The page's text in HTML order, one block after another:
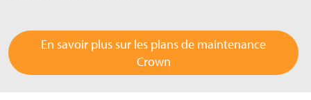
En savoir plus sur les plans de maintenance
Crown